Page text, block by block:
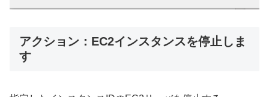
アクション：EC2インスタンスを停止しま
す